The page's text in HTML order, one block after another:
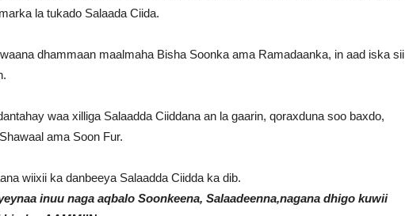
la tukado Salaada Ciida.
dhammaan maalmaha Bisha Soonka ama Ramadaanka, in aad iska sii
waa xilliga Salaadda Ciiddana an la gaarin, qoraxduna soo baxdo,
ama Soon Fur.
wiixii ka danbeeya Salaadda Ciidda ka dib.
inuu naga aqbalo Soonkeena, Salaadeenna,nagana dhigo kuwii